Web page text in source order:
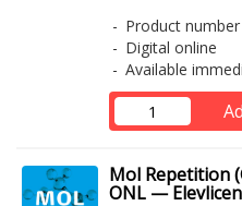
Product
Digital online
Available
Mol Repetition
ONL —